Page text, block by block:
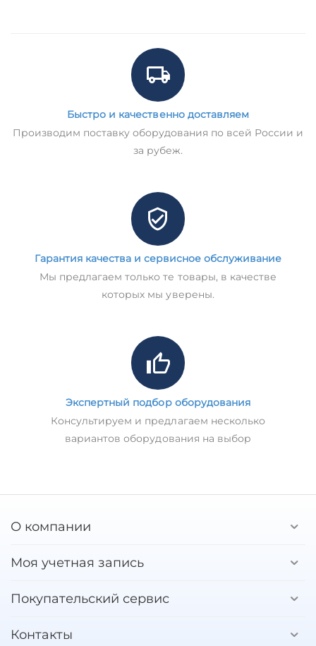
Быстро и качественно доставляем
Производим поставку оборудования по всей России и
за рубеж.
Гарантия качества и сервисное обслуживание
Мы предлагаем только те товары, в качестве
которых мы уверены.
Экспертный подбор оборудования
Консультируем и предлагаем несколько
вариантов оборудования на выбор
О компании
Моя учетная запись
Покупательский сервис
Контакты